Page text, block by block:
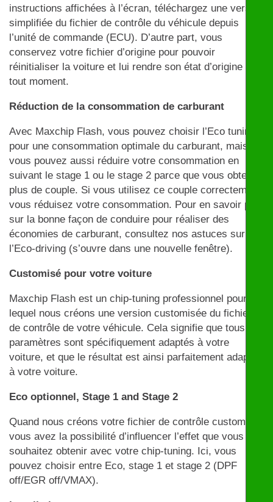
instructions affichées à l’écran, téléchargez une version
simplifiée du fichier de contrôle du véhicule depuis
l’unité de commande (ECU). D’autre part, vous
conservez votre fichier d’origine pour pouvoir
réinitialiser la voiture et lui rendre son état d’origine à
tout moment.
Réduction de la consommation de carburant
Avec Maxchip Flash, vous pouvez choisir l’Eco tuning
pour une consommation optimale du carburant, mais
vous pouvez aussi réduire votre consommation en
suivant le stage 1 ou le stage 2 parce que vous obtenez
plus de couple. Si vous utilisez ce couple correctement,
vous réduisez votre consommation. Pour en savoir plus
sur la bonne façon de conduire pour réaliser des
économies de carburant, consultez nos astuces sur
l’Eco-driving (s’ouvre dans une nouvelle fenêtre).
Customisé pour votre voiture
Maxchip Flash est un chip-tuning professionnel pour
lequel nous créons une version customisée du fichier
de contrôle de votre véhicule. Cela signifie que tous les
paramètres sont spécifiquement adaptés à votre
voiture, et que le résultat est ainsi parfaitement adapté
à votre voiture.
Eco optionnel, Stage 1 and Stage 2
Quand nous créons votre fichier de contrôle customisé,
vous avez la possibilité d’influencer l’effet que vous
souhaitez obtenir avec votre chip-tuning. Ici, vous
pouvez choisir entre Eco, stage 1 et stage 2 (DPF
off/EGR off/VMAX).